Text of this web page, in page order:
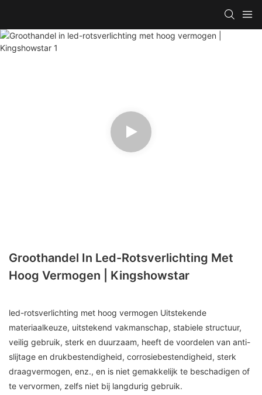
Groothandel In Led-Rotsverlichting Met
Hoog Vermogen | Kingshowstar
led-rotsverlichting met hoog vermogen Uitstekende
materiaalkeuze, uitstekend vakmanschap, stabiele structuur,
veilig gebruik, sterk en duurzaam, heeft de voordelen van anti-
slijtage en drukbestendigheid, corrosiebestendigheid, sterk
draagvermogen, enz., en is niet gemakkelijk te beschadigen of
te vervormen, zelfs niet bij langdurig gebruik.